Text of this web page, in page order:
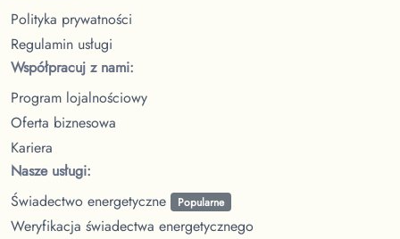
Polityka prywatności
Regulamin usługi
Współpracuj z nami:
Program lojalnościowy
Oferta biznesowa
Kariera
Nasze usługi:
Świadectwo energetyczne
Popularne
Weryfikacja świadectwa energetycznego